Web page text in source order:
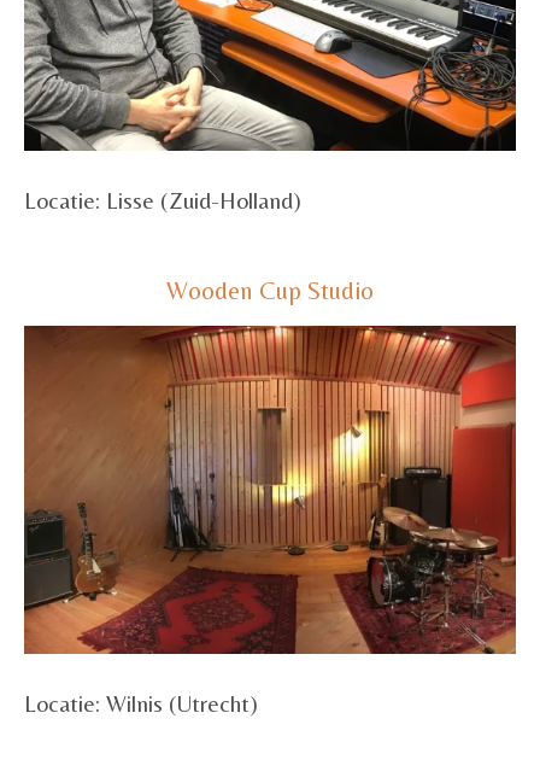
Locatie: Lisse (Zuid-Holland)
Wooden Cup Studio
Locatie: Wilnis (Utrecht)